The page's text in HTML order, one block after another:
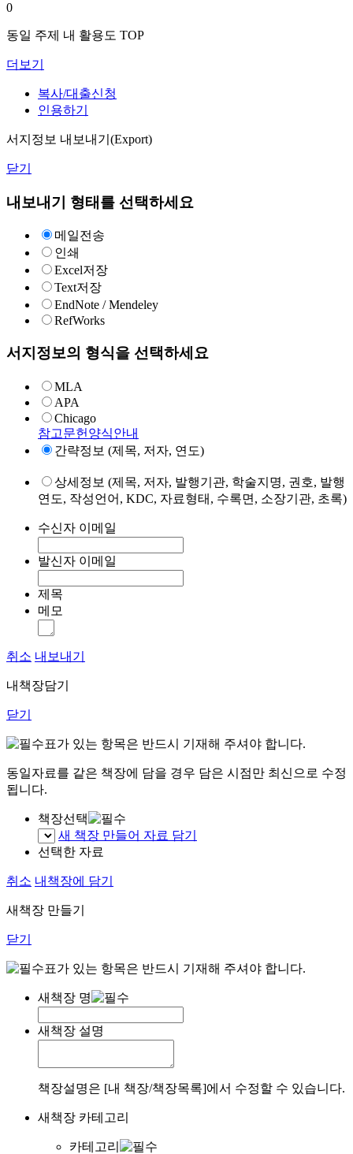
0
동일 주제 내 활용도 TOP
더보기
복사/대출신청
인용하기
서지정보 내보내기(Export)
닫기
내보내기 형태를 선택하세요
메일전송
인쇄
Excel저장
Text저장
EndNote / Mendeley
RefWorks
서지정보의 형식을 선택하세요
MLA
APA
Chicago
참고문헌양식안내
간략정보 (제목, 저자, 연도)
상세정보 (제목, 저자, 발행기관, 학술지명, 권호, 발행
연도, 작성언어, KDC, 자료형태, 수록면, 소장기관, 초록)
수신자 이메일
발신자 이메일
제목
메모
취소 내보내기
내책장담기
닫기
표가 있는 항목은 반드시 기재해 주셔야 합니다.
동일자료를 같은 책장에 담을 경우 담은 시점만 최신으로 수정
됩니다.
책장선택
새 책장 만들어 자료 담기
선택한 자료
취소 내책장에 담기
새책장 만들기
닫기
표가 있는 항목은 반드시 기재해 주셔야 합니다.
새책장 명
새책장 설명
책장설명은 [내 책장/책장목록]에서 수정할 수 있습니다.
새책장 카테고리
카테고리